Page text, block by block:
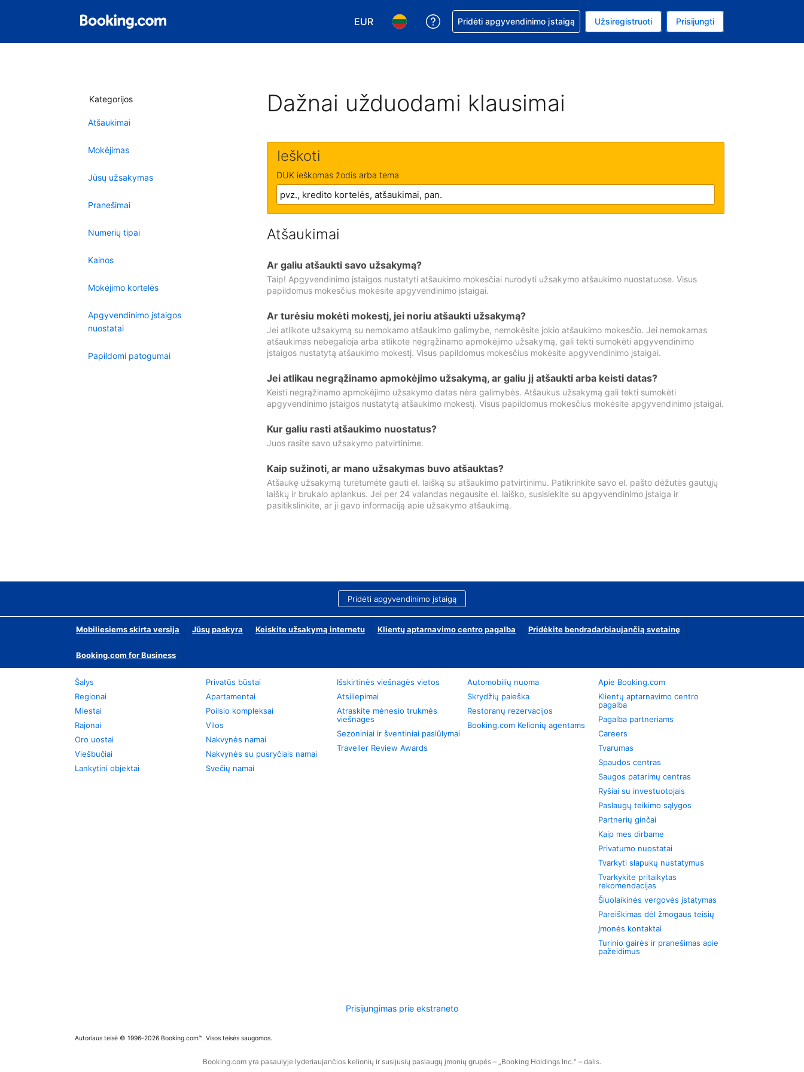
EUR
Pasirinkite valiutą. Jūsų pasirinkta valiuta: Euras
Pasirinkite kalbą. Jūsų pasirinkta kalba: Lietuvių
Pagalba dėl užsakymo
Pridėti apgyvendinimo įstaigą Užsiregistruoti Prisijungti
Kategorijos
Atšaukimai
Mokėjimas
Jūsų užsakymas
Pranešimai
Numerių tipai
Kainos
Mokėjimo kortelės
Apgyvendinimo įstaigos
nuostatai
Papildomi patogumai
Dažnai užduodami klausimai
Ieškoti
DUK ieškomas žodis arba tema
Atšaukimai
Ar galiu atšaukti savo užsakymą?
Taip! Apgyvendinimo įstaigos nustatyti atšaukimo mokesčiai nurodyti užsakymo atšaukimo nuostatuose. Visus
papildomus mokesčius mokėsite apgyvendinimo įstaigai.
Ar turėsiu mokėti mokestį, jei noriu atšaukti užsakymą?
Jei atlikote užsakymą su nemokamo atšaukimo galimybe, nemokėsite jokio atšaukimo mokesčio. Jei nemokamas
atšaukimas nebegalioja arba atlikote negrąžinamo apmokėjimo užsakymą, gali tekti sumokėti apgyvendinimo
įstaigos nustatytą atšaukimo mokestį. Visus papildomus mokesčius mokėsite apgyvendinimo įstaigai.
Jei atlikau negrąžinamo apmokėjimo užsakymą, ar galiu jį atšaukti arba keisti datas?
Keisti negrąžinamo apmokėjimo užsakymo datas nėra galimybės. Atšaukus užsakymą gali tekti sumokėti
apgyvendinimo įstaigos nustatytą atšaukimo mokestį. Visus papildomus mokesčius mokėsite apgyvendinimo įstaigai.
Kur galiu rasti atšaukimo nuostatus?
Juos rasite savo užsakymo patvirtinime.
Kaip sužinoti, ar mano užsakymas buvo atšauktas?
Atšaukę užsakymą turėtumėte gauti el. laišką su atšaukimo patvirtinimu. Patikrinkite savo el. pašto dėžutės gautųjų
laiškų ir brukalo aplankus. Jei per 24 valandas negausite el. laiško, susisiekite su apgyvendinimo įstaiga ir
pasitikslinkite, ar ji gavo informaciją apie užsakymo atšaukimą.
Pridėti apgyvendinimo įstaigą
Mobiliesiems skirta versija Jūsų paskyra Keiskite užsakymą internetu Klientų aptarnavimo centro pagalba Pridėkite bendradarbiaujančią svetainę
Booking.com for Business
Šalys
Regionai
Miestai
Rajonai
Oro uostai
Viešbučiai
Lankytini objektai
Privatūs būstai
Apartamentai
Poilsio kompleksai
Vilos
Nakvynės namai
Nakvynės su pusryčiais namai
Svečių namai
Išskirtinės viešnagės vietos
Atsiliepimai
Atraskite mėnesio trukmės
viešnages
Sezoniniai ir šventiniai pasiūlymai
Traveller Review Awards
Automobilių nuoma
Skrydžių paieška
Restoranų rezervacijos
Booking.com Kelionių agentams
Apie Booking.com
Klientų aptarnavimo centro
pagalba
Pagalba partneriams
Careers
Tvarumas
Spaudos centras
Saugos patarimų centras
Ryšiai su investuotojais
Paslaugų teikimo sąlygos
Partnerių ginčai
Kaip mes dirbame
Privatumo nuostatai
Tvarkyti slapukų nustatymus
Tvarkykite pritaikytas
rekomendacijas
Šiuolaikinės vergovės įstatymas
Pareiškimas dėl žmogaus teisių
Įmonės kontaktai
Turinio gairės ir pranešimas apie
pažeidimus
Prisijungimas prie ekstraneto
Autoriaus teisė © 1996–2026 Booking.com™. Visos teisės saugomos.
Booking.com yra pasaulyje lyderiaujančios kelionių ir susijusių paslaugų įmonių grupės – „Booking Holdings Inc.“ – dalis.